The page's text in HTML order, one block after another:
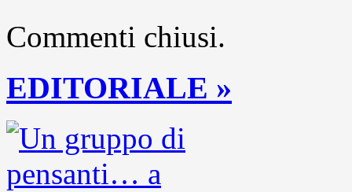
Commenti chiusi.
EDITORIALE »